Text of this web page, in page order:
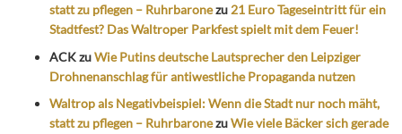
statt zu pflegen – Ruhrbaronezu 21 Euro Tageseintritt für ein
Stadtfest? Das Waltroper Parkfest spielt mit dem Feuer!
ACKzuWie Putins deutsche Lautsprecher den Leipziger
Drohnenanschlag für antiwestliche Propaganda nutzen
Waltrop als Negativbeispiel: Wenn die Stadt nur noch mäht,
statt zu pflegen – RuhrbaronezuWie viele Bäcker sich gerade